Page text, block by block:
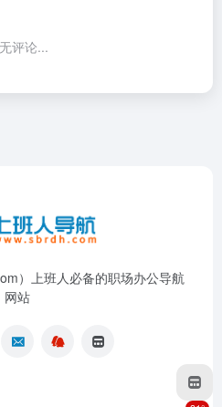
评论...
）上班人必备的职场办公导航
网站